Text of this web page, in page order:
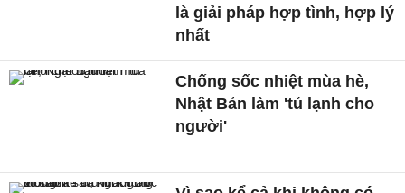
là giải pháp hợp tình, hợp lý
nhất
Chống sốc nhiệt mùa hè,
Nhật Bản làm 'tủ lạnh cho
người'